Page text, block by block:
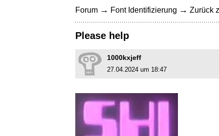
Forum → Font Identifizierung → Zurück
Please help
1000kxjeff
27.04.2024 um 18:47